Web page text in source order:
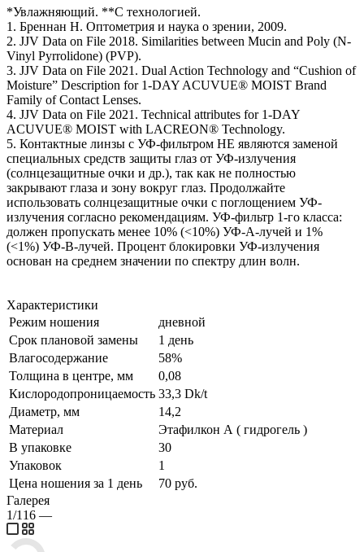
*Увлажняющий. **С технологией.
1. Бреннан Н. Оптометрия и наука о зрении, 2009.
2. JJV Data on File 2018. Similarities between Mucin and Poly (N-
Vinyl Pyrrolidone) (PVP).
3. JJV Data on File 2021. Dual Action Technology and “Cushion of
Moisture” Description for 1-DAY ACUVUE® MOIST Brand
Family of Contact Lenses.
4. JJV Data on File 2021. Technical attributes for 1-DAY
ACUVUE® MOIST with LACREON® Technology.
5. Контактные линзы с УФ-фильтром НЕ являются заменой
специальных средств защиты глаз от УФ-излучения
(солнцезащитные очки и др.), так как не полностью
закрывают глаза и зону вокруг глаз. Продолжайте
использовать солнцезащитные очки с поглощением УФ-
излучения согласно рекомендациям. УФ-фильтр 1-го класса:
должен пропускать менее 10% (<10%) УФ-А-лучей и 1%
(<1%) УФ-В-лучей. Процент блокировки УФ-излучения
основан на среднем значении по спектру длин волн.
Характеристики
Режим ношения
дневной
Срок плановой замены
1 день
Влагосодержание
58%
Толщина в центре, мм
0,08
Кислородопроницаемость 33,3 Dk/t
Диаметр, мм
14,2
Материал
Этафилкон А ( гидрогель )
В упаковке
30
Упаковок
1
Цена ношения за 1 день
70 руб.
Галерея
1/116 —